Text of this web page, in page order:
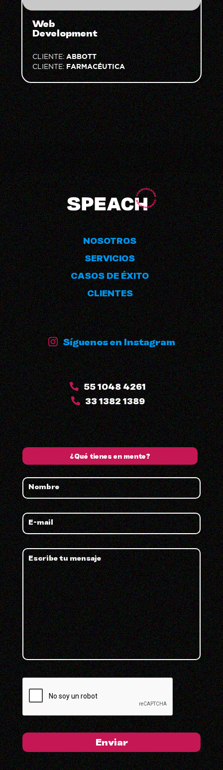
Web
Development
CLIENTE:ABBOTT
CLIENTE:FARMACÉUTICA
NOSOTROS
SERVICIOS
CASOS DE ÉXITO
CLIENTES
Síguenos en Instagram
55 1048 4261
33 1382 1389
¿Qué tienes en mente?